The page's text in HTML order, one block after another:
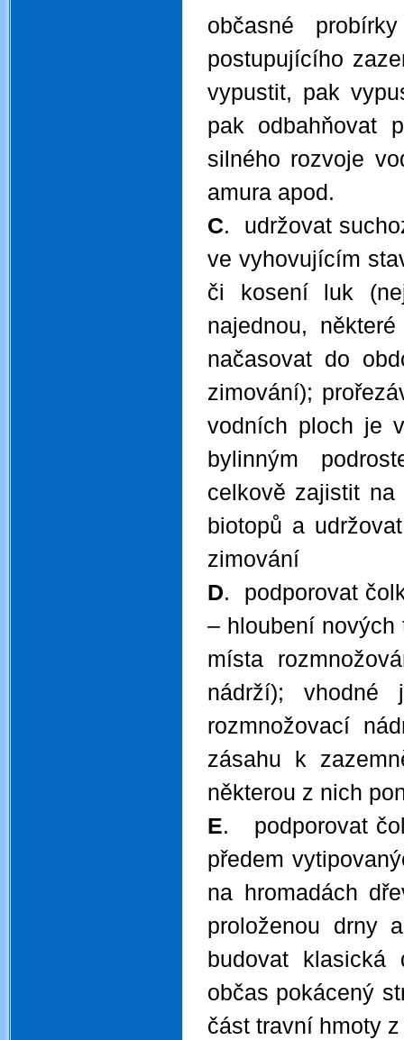
občasné
postupujícího
vypustit, pak
pak odbahňovat
silného rozvoje
amura apod.
C. udržovat
ve vyhovujícím
či kosení luk
najednou,
načasovat do
zimování);
vodních ploch je
bylinným
celkově zajistit
biotopů a
zimování
D. podporovat
– hloubení nových
místa
nádrží); vhodné
rozmnožovací
zásahu k
některou z nich
E. podporovat
předem
na hromadách
proloženou drny
budovat klasická
občas pokácený
část travní hmoty